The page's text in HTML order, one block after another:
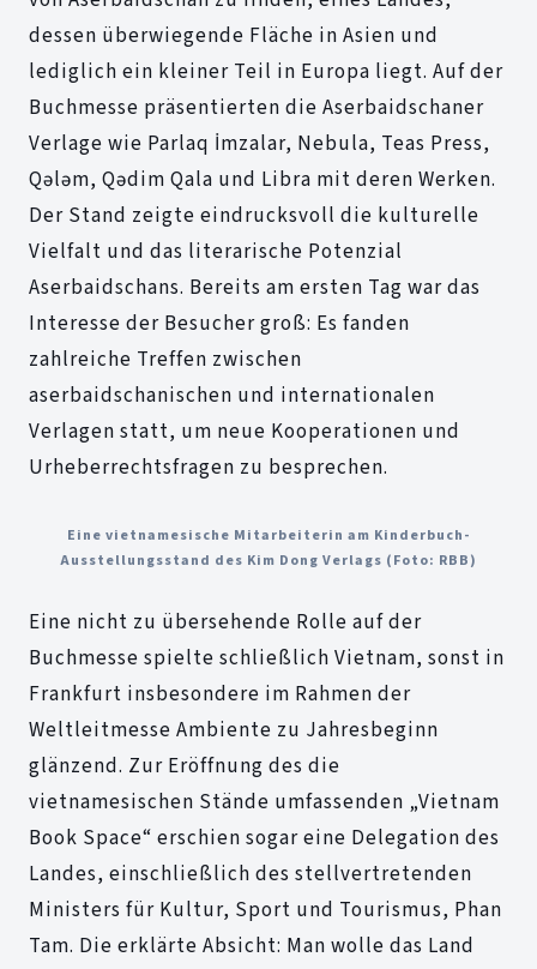
dessen überwiegende Fläche in Asien und
lediglich ein kleiner Teil in Europa liegt. Auf der
Buchmesse präsentierten die Aserbaidschaner
Verlage wie Parlaq İmzalar, Nebula, Teas Press,
Qələm, Qədim Qala und Libra mit deren Werken.
Der Stand zeigte eindrucksvoll die kulturelle
Vielfalt und das literarische Potenzial
Aserbaidschans. Bereits am ersten Tag war das
Interesse der Besucher groß: Es fanden
zahlreiche Treffen zwischen
aserbaidschanischen und internationalen
Verlagen statt, um neue Kooperationen und
Urheberrechtsfragen zu besprechen.
Eine vietnamesische Mitarbeiterin am Kinderbuch-
Ausstellungsstand des Kim Dong Verlags (Foto: RBB)
Eine nicht zu übersehende Rolle auf der
Buchmesse spielte schließlich Vietnam, sonst in
Frankfurt insbesondere im Rahmen der
Weltleitmesse Ambiente zu Jahresbeginn
glänzend. Zur Eröffnung des die
vietnamesischen Stände umfassenden „Vietnam
Book Space“ erschien sogar eine Delegation des
Landes, einschließlich des stellvertretenden
Ministers für Kultur, Sport und Tourismus, Phan
Tam. Die erklärte Absicht: Man wolle das Land